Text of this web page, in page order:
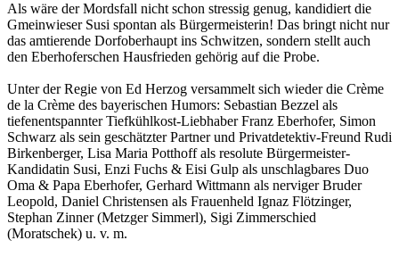
Als wäre der Mordsfall nicht schon stressig genug, kandidiert die
Gmeinwieser Susi spontan als Bürgermeisterin! Das bringt nicht nur
das amtierende Dorfoberhaupt ins Schwitzen, sondern stellt auch
den Eberhoferschen Hausfrieden gehörig auf die Probe.
Unter der Regie von Ed Herzog versammelt sich wieder die Crème
de la Crème des bayerischen Humors: Sebastian Bezzel als
tiefenentspannter Tiefkühlkost-Liebhaber Franz Eberhofer, Simon
Schwarz als sein geschätzter Partner und Privatdetektiv-Freund Rudi
Birkenberger, Lisa Maria Potthoff als resolute Bürgermeister-
Kandidatin Susi, Enzi Fuchs & Eisi Gulp als unschlagbares Duo
Oma & Papa Eberhofer, Gerhard Wittmann als nerviger Bruder
Leopold, Daniel Christensen als Frauenheld Ignaz Flötzinger,
Stephan Zinner (Metzger Simmerl), Sigi Zimmerschied
(Moratschek) u. v. m.